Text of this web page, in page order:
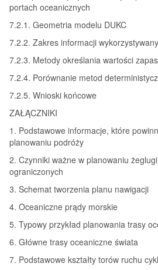
portach oceanicznych
7.2.1. Geometria modelu DUKC
7.2.2. Zakres informacji
7.2.3. Metody określania wartości
7.2.4. Porównanie metod
7.2.5. Wnioski końcowe
ZAŁĄCZNIKI
1. Podstawowe informacje, które
planowaniu podróży
2. Czynniki ważne w planowaniu
ograniczonych
3. Schemat tworzenia planu nawigacji
4. Oceaniczne prądy morskie
5. Typowy przykład planowania trasy
6. Główne trasy oceaniczne świata
7. Podstawowe kształty torów ruchu